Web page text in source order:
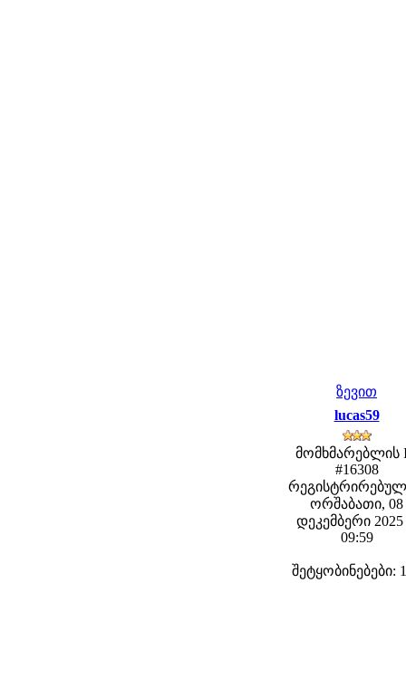
ზევით
lucas59
მომხმარებლის
#16308
ორშაბათი, 08
დეკემბერი 2025
09:59
შეტყობინებები: